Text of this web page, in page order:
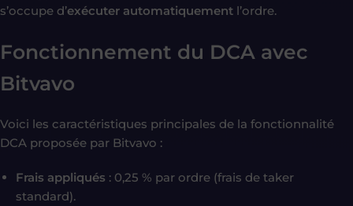
s’occupe d’exécuter automatiquement l’ordre.
Fonctionnement du DCA avec
Bitvavo
Voici les caractéristiques principales de la fonctionnalité
DCA proposée par Bitvavo :
Frais appliqués : 0,25 % par ordre (frais de taker
standard).